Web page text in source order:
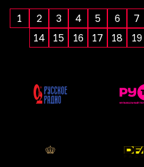
1 2 3 4 5 6 7
14
15 16 17 18 19